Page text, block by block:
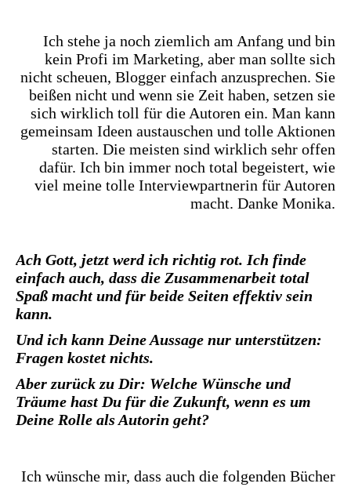
Ich stehe ja noch ziemlich am Anfang und bin
kein Profi im Marketing, aber man sollte sich
nicht scheuen, Blogger einfach anzusprechen. Sie
beißen nicht und wenn sie Zeit haben, setzen sie
sich wirklich toll für die Autoren ein. Man kann
gemeinsam Ideen austauschen und tolle Aktionen
starten. Die meisten sind wirklich sehr offen
dafür. Ich bin immer noch total begeistert, wie
viel meine tolle Interviewpartnerin für Autoren
macht. Danke Monika.
Ach Gott, jetzt werd ich richtig rot. Ich finde
einfach auch, dass die Zusammenarbeit total
Spaß macht und für beide Seiten effektiv sein
kann.
Und ich kann Deine Aussage nur unterstützen:
Fragen kostet nichts.
Aber zurück zu Dir: Welche Wünsche und
Träume hast Du für die Zukunft, wenn es um
Deine Rolle als Autorin geht?
Ich wünsche mir, dass auch die folgenden Bücher